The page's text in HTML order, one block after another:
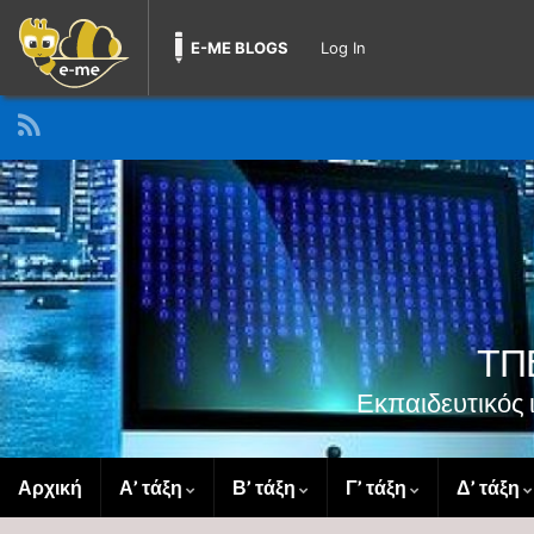
E-ME BLOGS Log In
Αρχική Α’ τάξη Β’ τάξη Γ’ τάξη Δ’ τάξη